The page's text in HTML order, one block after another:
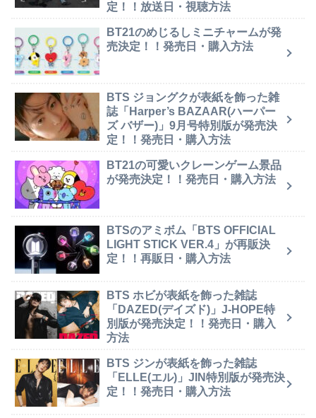
定！！放送日・視聴方法
BT21のめじるしミニチャームが発
売決定！！発売日・購入方法
BTS ジョングクが表紙を飾った雑
誌「Harper’s BAZAAR(ハーパー
ズ バザー)」9月号特別版が発売決
定！！発売日・購入方法
BT21の可愛いクレーンゲーム景品
が発売決定！！発売日・購入方法
BTSのアミボム「BTS OFFICIAL
LIGHT STICK VER.4」が再販決
定！！再販日・購入方法
BTS ホビが表紙を飾った雑誌
「DAZED(デイズド)」J-HOPE特
別版が発売決定！！発売日・購入
方法
BTS ジンが表紙を飾った雑誌
「ELLE(エル)」JIN特別版が発売決
定！！発売日・購入方法